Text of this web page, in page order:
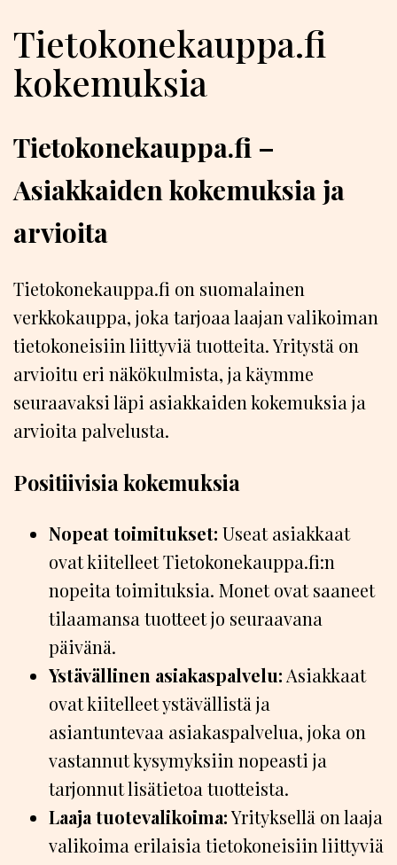
Tietokonekauppa.fi
kokemuksia
Tietokonekauppa.fi –
Asiakkaiden kokemuksia ja
arvioita
Tietokonekauppa.fi on suomalainen
verkkokauppa, joka tarjoaa laajan valikoiman
tietokoneisiin liittyviä tuotteita. Yritystä on
arvioitu eri näkökulmista, ja käymme
seuraavaksi läpi asiakkaiden kokemuksia ja
arvioita palvelusta.
Positiivisia kokemuksia
Nopeat toimitukset: Useat asiakkaat
ovat kiitelleet Tietokonekauppa.fi:n
nopeita toimituksia. Monet ovat saaneet
tilaamansa tuotteet jo seuraavana
päivänä.
Ystävällinen asiakaspalvelu: Asiakkaat
ovat kiitelleet ystävällistä ja
asiantuntevaa asiakaspalvelua, joka on
vastannut kysymyksiin nopeasti ja
tarjonnut lisätietoa tuotteista.
Laaja tuotevalikoima:Yrityksellä on laaja
valikoima erilaisia tietokoneisiin liittyviä